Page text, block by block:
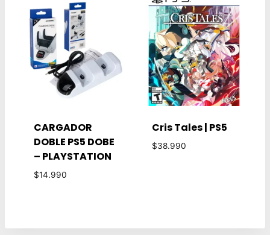
CARGADOR
DOBLE PS5 DOBE
– PLAYSTATION
$14.990
Cris Tales | PS5
$38.990